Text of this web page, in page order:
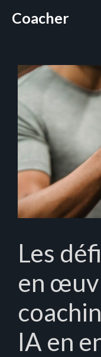
Coacher
Les
en
IA en